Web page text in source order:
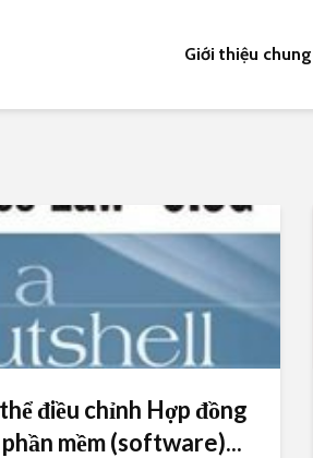
Giới thiệu chung
điều chỉnh Hợp đồng
mềm (software)...